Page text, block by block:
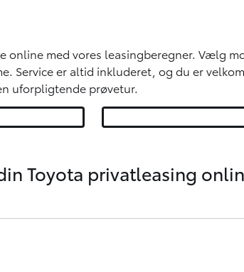
med vores leasingberegner. Vælg
Service er altid inkluderet, og du er
uforpligtende prøvetur.
Toyota privatleasing